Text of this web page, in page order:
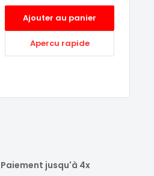
Ajouter au panier
Apercu rapide
Paiement jusqu'à 4x